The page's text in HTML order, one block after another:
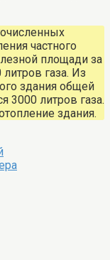
частного
площади за
газа. Из
здания общей
3000 литров газа.
здания.